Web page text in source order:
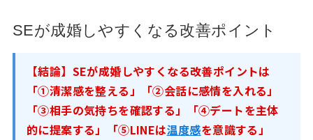
SEが成婚しやすくなる改善ポイント
【結論】SEが成婚しやすくなる改善ポイントは
「①清潔感を整える」「②会話に感情を入れる」
「③相手の気持ちを確認する」「④デートを主体
的に提案する」「⑤LINEは温度感を意識する」